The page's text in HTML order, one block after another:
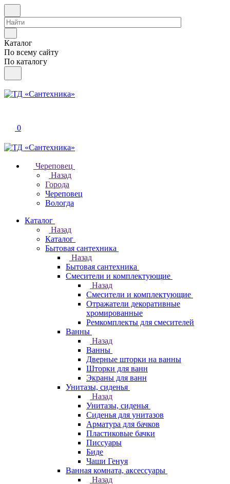
Каталог
По всему сайту
По каталогу
0
Череповец
Назад
Города
Череповец
Вологда
Каталог
Назад
Каталог
Бытовая сантехника
Назад
Бытовая сантехника
Смесители и комплектующие
Назад
Смесители и комплектующие
Отражатели декоративные
хромированные
Ремкомплекты для смесителей
Ванны
Назад
Ванны
Дверные шторки на ванны
Шторки для ванн
Экраны для ванн
Унитазы, сиденья
Назад
Унитазы, сиденья
Сиденья для унитазов
Арматура для бачков
Пластиковые бачки
Писсуары
Биде
Чаши Генуя
Ванная комната, аксессуары
Назад